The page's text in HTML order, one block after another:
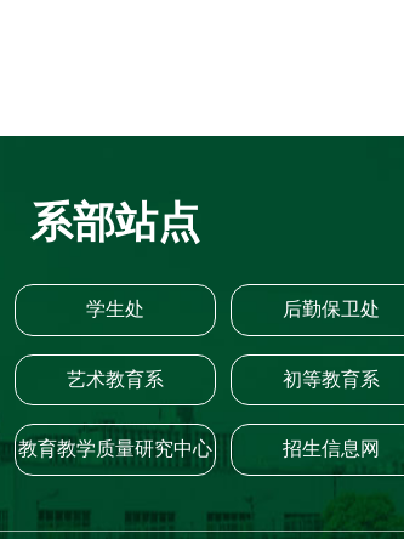
系部站点
学生处 后勤保卫处
艺术教育系 初等教育系
教育教学质量研究中心 招生信息网